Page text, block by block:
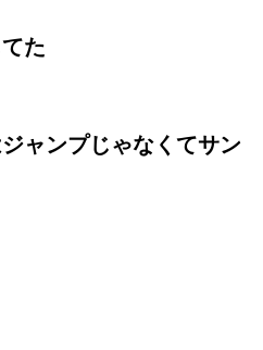
た
ャンプじゃなくてサン